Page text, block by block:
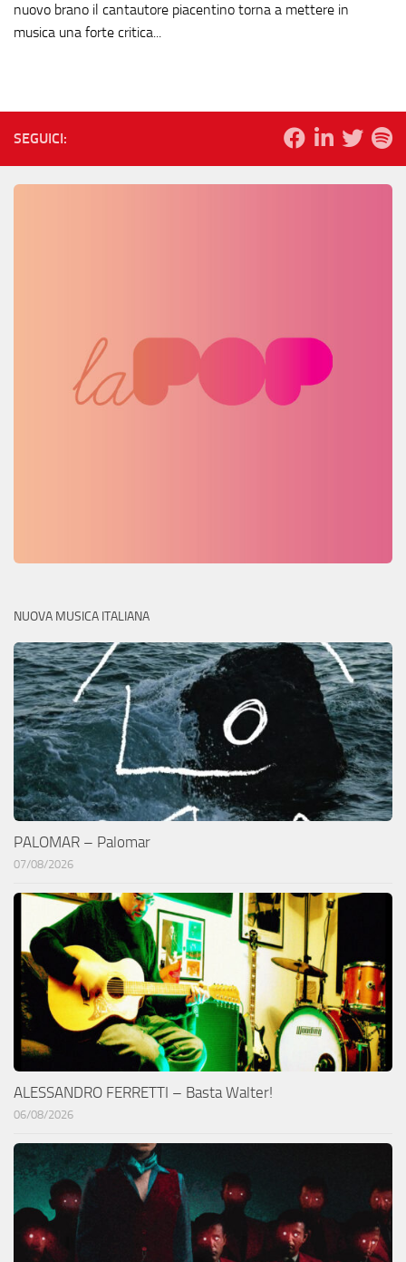
nuovo brano il cantautore piacentino torna a mettere in
musica una forte critica...
SEGUICI:
NUOVA MUSICA ITALIANA
PALOMAR – Palomar
07/08/2026
ALESSANDRO FERRETTI – Basta Walter!
06/08/2026